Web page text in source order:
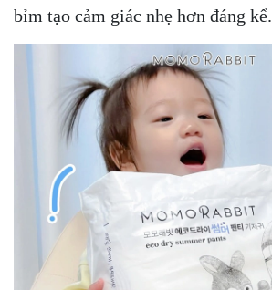
bỉm tạo cảm giác nhẹ hơn đáng kể.